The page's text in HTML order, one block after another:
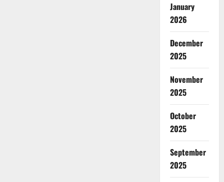
January
2026
December
2025
November
2025
October
2025
September
2025